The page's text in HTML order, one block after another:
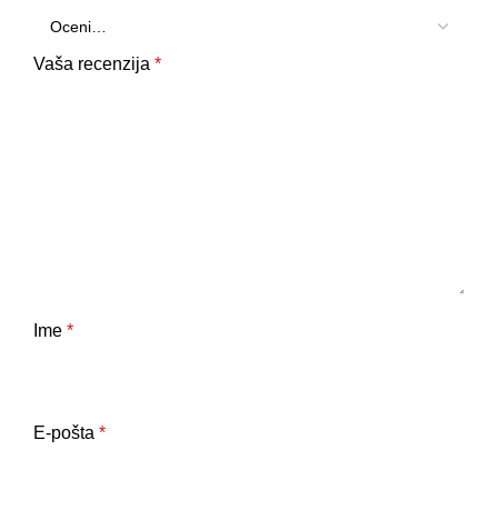
Vaša recenzija *
Ime *
E-pošta *